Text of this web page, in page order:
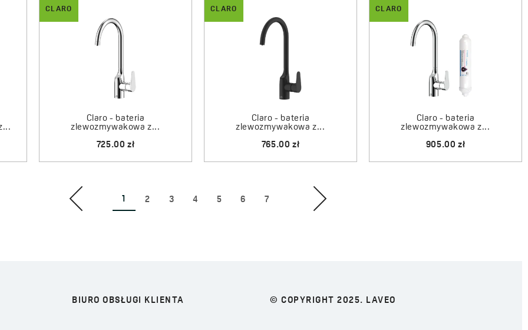
Laveo stawia na różnorodność wykończeń, oferując tradycyjny chrom uzyskiwany
w procesie galwanizacji oraz trwałe powłoki PVD w odcieniach złota czy miedzi, które są
wyjątkowo odporne na ścieranie. Wybór baterii do Twojej kuchni ułatwiają modele
zlewów granitowych
oraz matowe wykończenia, które
podkreślają nowoczesny design i są łatwe w codziennej pielęgnacji.
Najczęściej zadawane pytania
1. Jak dobrać baterię kuchenną do zlewozmywaka?
i preferowanego sposobu montażu. Do dużych i głębokich komór najlepiej sprawdzi się
bateria z wysoką wylewką, a do mniejszych zlewów model o niższym korpusie, który
oraz aerator, który zmniejsza zużycie wody. Warto też zwrócić uwagę na wysokość
CLARO
Claro - bateria
zlewozmywakowa z...
725.00 zł
CLARO
Claro - bateria
zlewozmywakowa z...
765.00 zł
CLARO
Claro - bateria
zlewozmywakowa z...
905.00 zł
1 2 3 4 5 6 7
BIURO OBSŁUGI KLIENTA © COPYRIGHT 2025. LAVEO